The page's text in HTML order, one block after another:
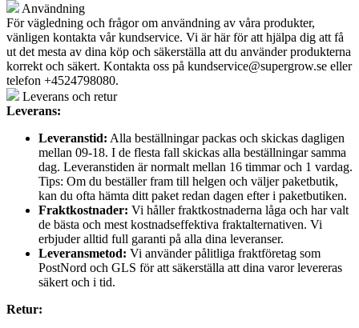
Användning
För vägledning och frågor om användning av våra produkter,
vänligen kontakta vår kundservice. Vi är här för att hjälpa dig att få
ut det mesta av dina köp och säkerställa att du använder produkterna
korrekt och säkert. Kontakta oss på kundservice@supergrow.se eller
telefon +4524798080.
Leverans och retur
Leverans:
Leveranstid: Alla beställningar packas och skickas dagligen
mellan 09-18. I de flesta fall skickas alla beställningar samma
dag. Leveranstiden är normalt mellan 16 timmar och 1 vardag.
Tips: Om du beställer fram till helgen och väljer paketbutik,
kan du ofta hämta ditt paket redan dagen efter i paketbutiken.
Fraktkostnader: Vi håller fraktkostnaderna låga och har valt
de bästa och mest kostnadseffektiva fraktalternativen. Vi
erbjuder alltid full garanti på alla dina leveranser.
Leveransmetod: Vi använder pålitliga fraktföretag som
PostNord och GLS för att säkerställa att dina varor levereras
säkert och i tid.
Retur: